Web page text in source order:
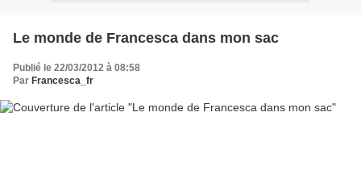
Le monde de Francesca dans mon sac
Publié le 22/03/2012 à 08:58
Par Francesca_fr